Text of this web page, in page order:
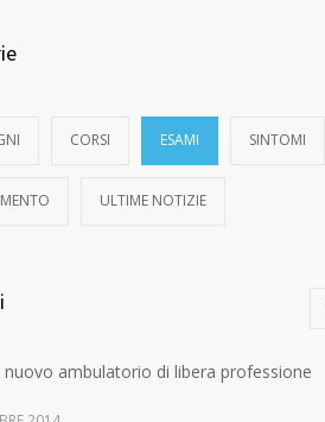
CORSI ESAMI SINTOMI
ULTIME NOTIZIE
nuovo ambulatorio di libera professione